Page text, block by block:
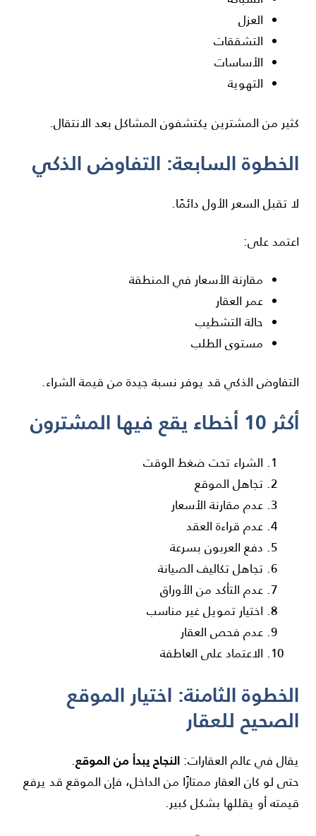
العزل
التشققات
الأساسات
التهوية
كثير من المشترين يكتشفون المشاكل بعد الانتقال.
الخطوة السابعة: التفاوض الذكي
لا تقبل السعر الأول دائمًا.
اعتمد على:
مقارنة الأسعار في المنطقة
عمر العقار
حالة التشطيب
مستوى الطلب
التفاوض الذكي قد يوفر نسبة جيدة من قيمة الشراء.
أكثر 10 أخطاء يقع فيها المشترون
الشراء تحت ضغط الوقت
تجاهل الموقع
عدم مقارنة الأسعار
عدم قراءة العقد
دفع العربون بسرعة
تجاهل تكاليف الصيانة
عدم التأكد من الأوراق
اختيار تمويل غير مناسب
عدم فحص العقار
الاعتماد على العاطفة
الخطوة الثامنة: اختيار الموقع
الصحيح للعقار
يقال في عالم العقارات: النجاح يبدأ من الموقع.
حتى لو كان العقار ممتازًا من الداخل، فإن الموقع قد يرفع
قيمته أو يقللها بشكل كبير.